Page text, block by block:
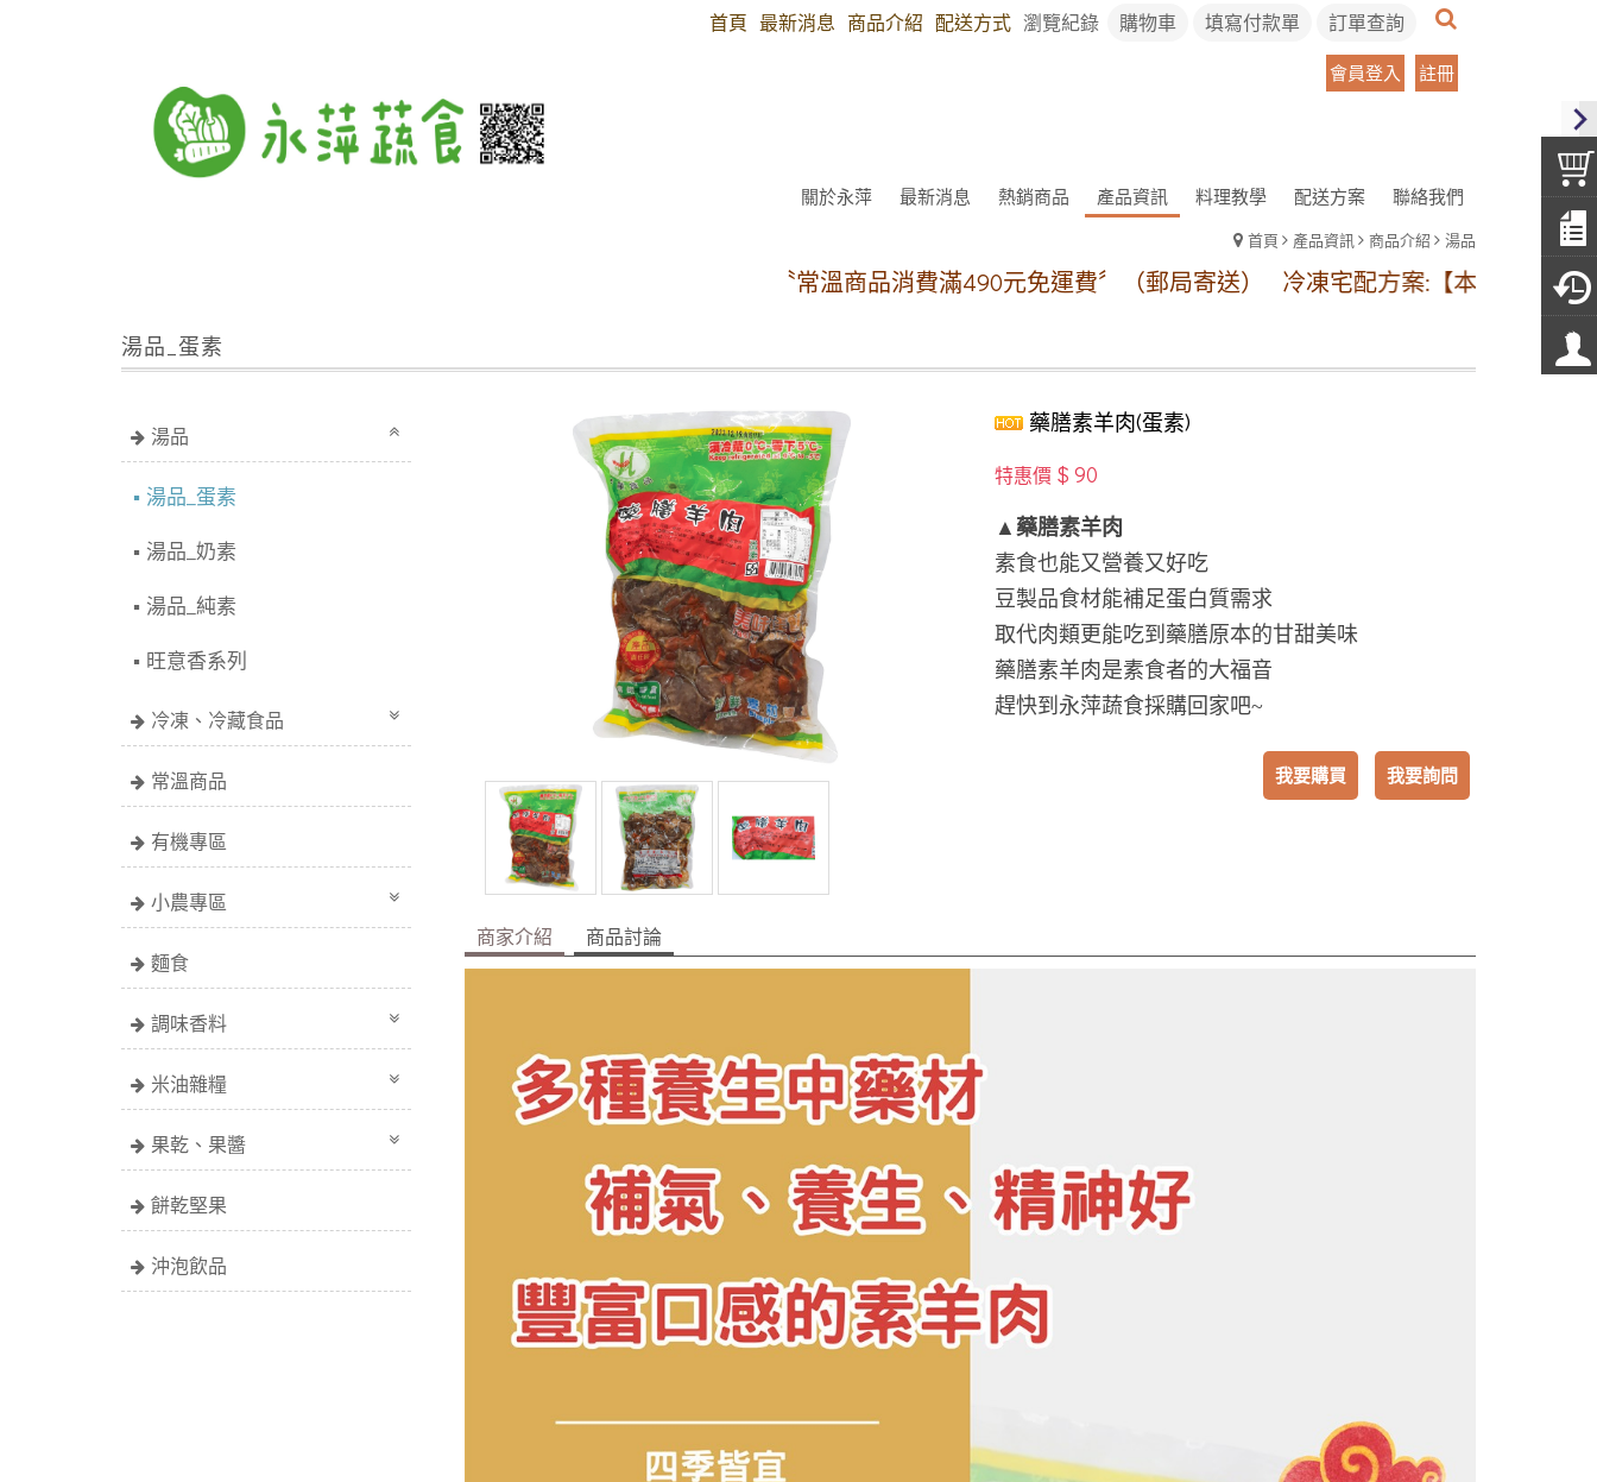
首頁 最新消息 商品介紹 配送方式 瀏覽紀錄 購物車 填寫付款單 訂單查詢
會員登入 註冊
關於永萍 最新消息 熱銷商品 產品資訊 料理教學 配送方案 聯絡我們
首頁 產品資訊 商品介紹 湯品
〝常溫商品消費滿490元免運費〞（郵局寄送） 冷凍宅配方案:【本島地區】1~11包冷凍
湯品_蛋素
湯品
湯品_蛋素
湯品_奶素
湯品_純素
旺意香系列
冷凍、冷藏食品
常溫商品
有機專區
小農專區
麵食
調味香料
米油雜糧
果乾、果醬
餅乾堅果
沖泡飲品
藥膳素羊肉(蛋素)
特惠價 $ 90
▲藥膳素羊肉
素食也能又營養又好吃
豆製品食材能補足蛋白質需求
取代肉類更能吃到藥膳原本的甘甜美味
藥膳素羊肉是素食者的大福音
趕快到永萍蔬食採購回家吧~
我要購買 我要詢問
商家介紹 商品討論